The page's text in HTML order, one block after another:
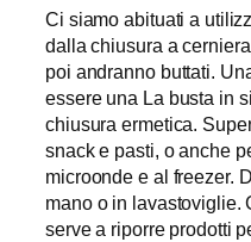
Ci siamo abituati a
dalla chiusura a
poi andranno buttati.
essere una La busta in
chiusura ermetica.
snack e pasti, o anche
microonde e al freezer.
mano o in lavastoviglie.
serve a riporre prodotti